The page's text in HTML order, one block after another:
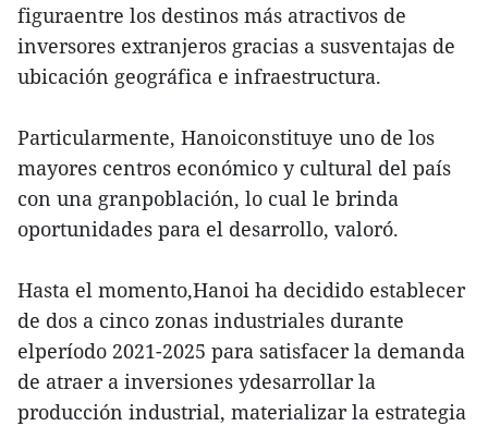
figuraentre los destinos más atractivos de
inversores extranjeros gracias a susventajas de
ubicación geográfica e infraestructura.
Particularmente, Hanoiconstituye uno de los
mayores centros económico y cultural del país
con una granpoblación, lo cual le brinda
oportunidades para el desarrollo, valoró.
Hasta el momento,Hanoi ha decidido establecer
de dos a cinco zonas industriales durante
elperíodo 2021-2025 para satisfacer la demanda
de atraer a inversiones ydesarrollar la
producción industrial, materializar la estrategia